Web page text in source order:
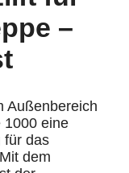
–
Außenbereich
1000 eine
für das
dem